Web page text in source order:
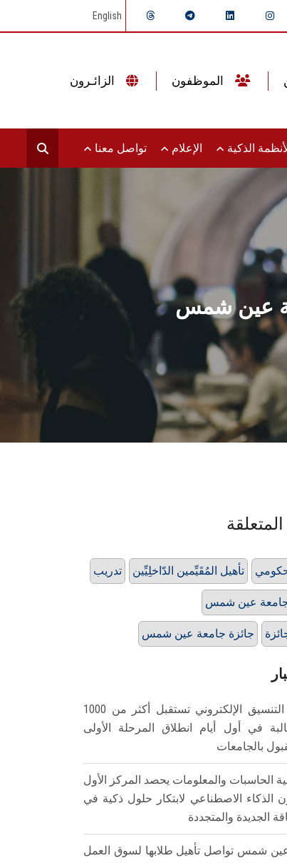
English
الذكية الإعلام تواصل معنا
عين شمس
المتعلقة
تدريب تأهيل المُقَيِّمين الدّاخلِيِّين
عين شمس
جائزة جامعة عين شمس
معامل التنسيق الإلكتروني تستقبل أكثر من 1000
في أول أيام انطلاق المرحلة الأولى
بالجامعات
الحاسبات والمعلومات يحصد المركز الأول
الذكاء الاصطناعي لابتكار حلول ذكية في
الجديدة والمتجددة
شمس تواصل تأهيل طلابها لسوق العمل